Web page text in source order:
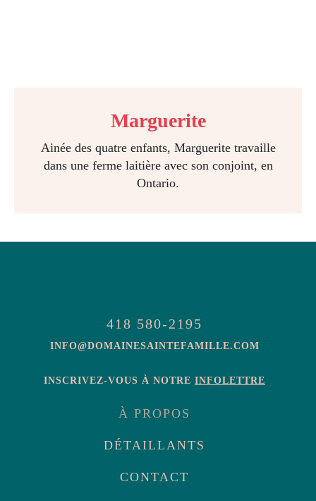
Marguerite
Ainée des quatre enfants, Marguerite travaille
dans une ferme laitière avec son conjoint, en
Ontario.
À PROPOS
DÉTAILLANTS
CONTACT
418 580-2195
INFO@DOMAINESAINTEFAMILLE.COM
INSCRIVEZ-VOUS À NOTRE INFOLETTRE